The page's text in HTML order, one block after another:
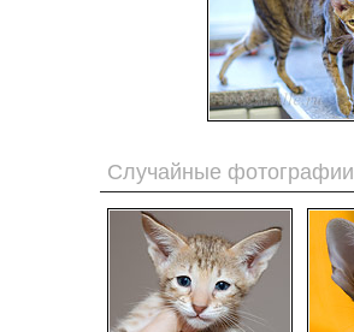
Случайные фотографии